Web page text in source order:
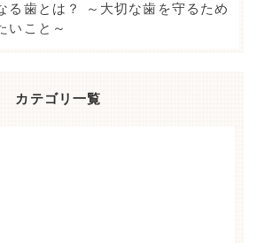
る歯とは？ ～大切な歯を守るため
いこと～
カテゴリ一覧